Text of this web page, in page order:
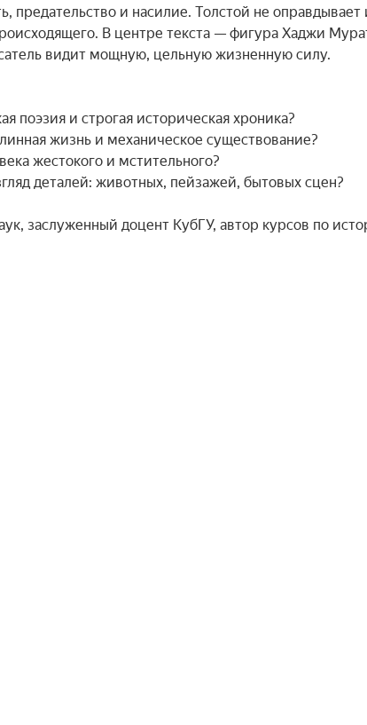
предательство и насилие. Толстой не оправдывает
В центре текста — фигура Хаджи
видит мощную, цельную жизненную силу.
поэзия и строгая историческая хроника?
жизнь и механическое существование?
жестокого и мстительного?
деталей: животных, пейзажей, бытовых сцен?
заслуженный доцент КубГУ, автор курсов по